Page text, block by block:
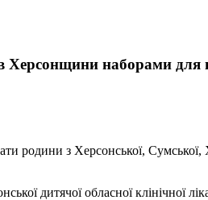
Херсонщини наборами для
з Херсонської, Сумської,
дитячої обласної клінічної